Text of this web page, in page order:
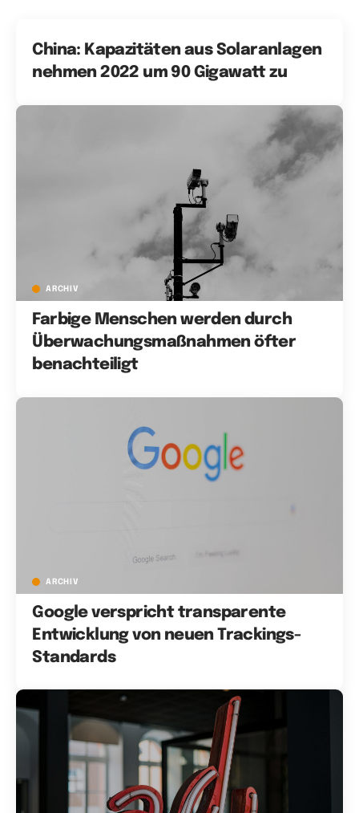
China: Kapazitäten aus Solaranlagen
nehmen 2022 um 90 Gigawatt zu
ARCHIV
Farbige Menschen werden durch
Überwachungsmaßnahmen öfter
benachteiligt
ARCHIV
Google verspricht transparente
Entwicklung von neuen Trackings-
Standards